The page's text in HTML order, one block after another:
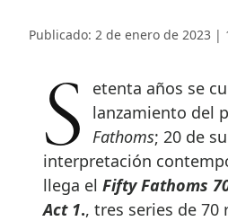
Publicado: 2 de enero de 2023 |
Setenta años se cumplen del lanzamiento del
Fathoms; 20 de
interpretación
llega el Fifty Fathoms
Act 1., tres series de 70